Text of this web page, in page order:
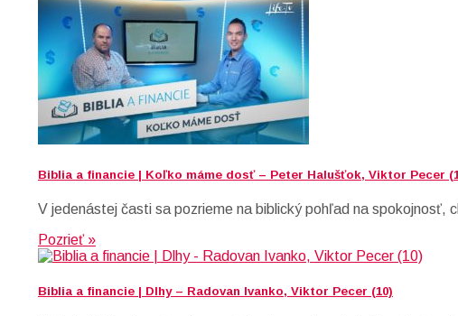
Biblia a financie | Koľko máme dosť – Peter Halušťok, Viktor Pecer
V jedenástej časti sa pozrieme na biblický pohľad na spokojnosť,
Pozrieť »
Biblia a financie | Dlhy – Radovan Ivanko, Viktor Pecer (10)